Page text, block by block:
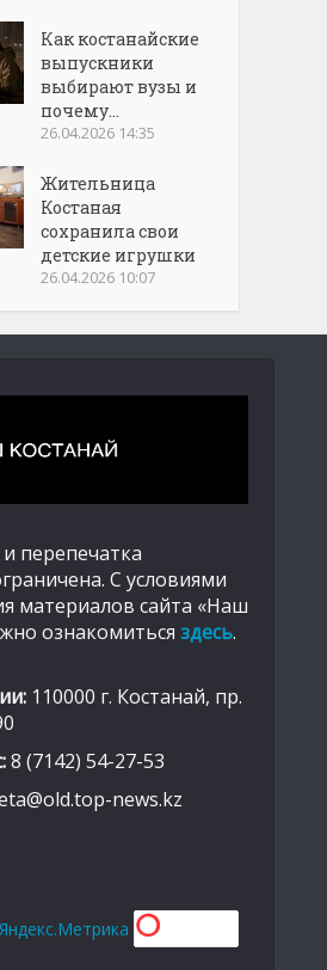
Как костанайские
выпускники
выбирают вузы и
почему...
26.04.2026 14:35
Жительница
Костаная
сохранила свои
детские игрушки
26.04.2026 10:07
перепечатка
С условиями
материалов сайта «Наш
ознакомиться здесь.
110000 г. Костанай, пр.
8 (7142) 54-27-53
news.kz